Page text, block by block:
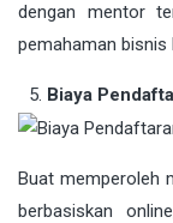
dengan mentor
pemahaman bisnis
Biaya
Buat memperoleh
berbasiskan